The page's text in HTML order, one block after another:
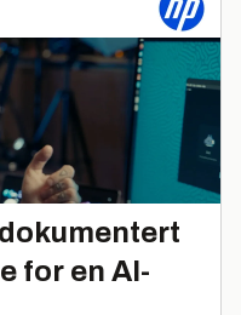
for en AI-